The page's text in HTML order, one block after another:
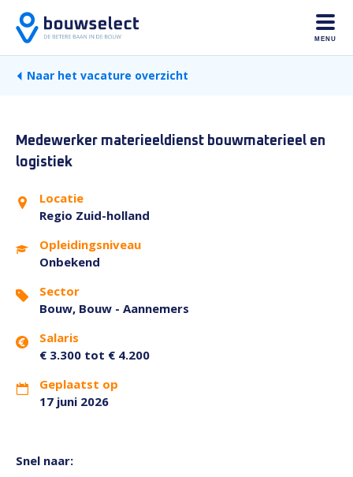
MENU
Naar het vacature overzicht
Medewerker materieeldienst bouwmaterieel en
logistiek
Locatie
Regio Zuid-holland
Opleidingsniveau
Onbekend
Sector
Bouw, Bouw - Aannemers
Salaris
€ 3.300 tot € 4.200
Geplaatst op
17 juni 2026
Snel naar: